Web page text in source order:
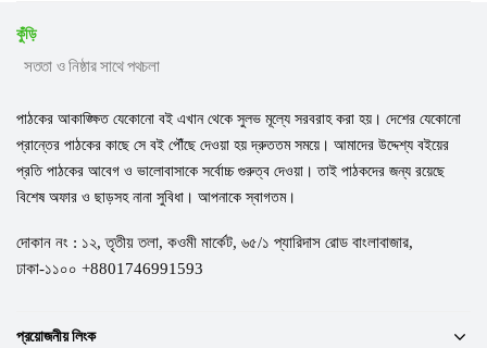
কুঁড়ি
সততা ও নিষ্ঠার সাথে পথচলা
পাঠকের আকাঙ্ক্ষিত যেকোনো বই এখান থেকে সুলভ মূল্যে সরবরাহ করা হয়। দেশের যেকোনো
প্রান্তের পাঠকের কাছে সে বই পৌঁছে দেওয়া হয় দ্রুততম সময়ে। আমাদের উদ্দেশ্য বইয়ের
প্রতি পাঠকের আবেগ ও ভালোবাসাকে সর্বোচ্চ গুরুত্ব দেওয়া। তাই পাঠকদের জন্য রয়েছে
বিশেষ অফার ও ছাড়সহ নানা সুবিধা। আপনাকে স্বাগতম।
দোকান নং : ১২, তৃতীয় তলা, কওমী মার্কেট, ৬৫/১ প্যারিদাস রোড বাংলাবাজার,
ঢাকা-১১০০ +8801746991593
প্রয়োজনীয় লিংক